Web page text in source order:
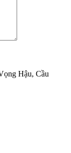
Hậu, Cầu